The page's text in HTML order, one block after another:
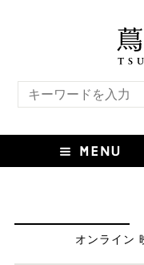
オンライン